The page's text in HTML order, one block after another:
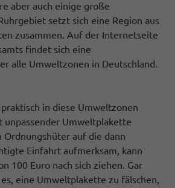
aber auch einige große
setzt sich eine Region aus
zusammen. Auf der Internetseite
findet sich eine
alle Umweltzonen in Deutschland.
in diese Umweltzonen
unpassender Umweltplakette
Ordnungshüter auf die dann
Einfahrt aufmerksam, kann
100 Euro nach sich ziehen. Gar
eine Umweltplakette zu fälschen,